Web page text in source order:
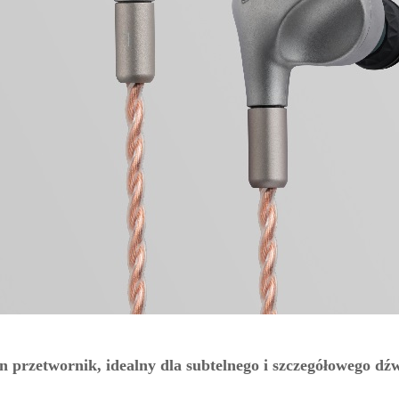
przetwornik, idealny dla subtelnego i szczegółowego